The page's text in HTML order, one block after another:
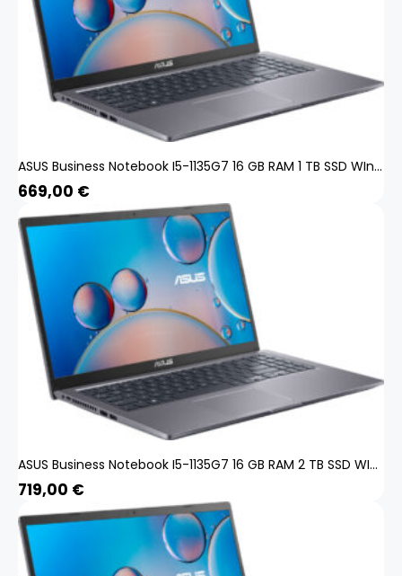
ASUS Business Notebook I5-1135G7 16 GB RAM 1 TB SSD WIn 11 Pro ASUSP15-i5-1135G7-16GB-1TB-Win11
669,00 €
ASUS Business Notebook I5-1135G7 16 GB RAM 2 TB SSD WIn 11 Pro ASUSP15-i5-1135G7-16GB-2TB-Win11
719,00 €